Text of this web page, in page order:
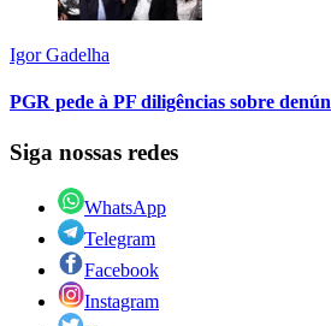
Igor Gadelha
PGR pede à PF diligências sobre
Siga nossas redes
WhatsApp
Telegram
Facebook
Instagram